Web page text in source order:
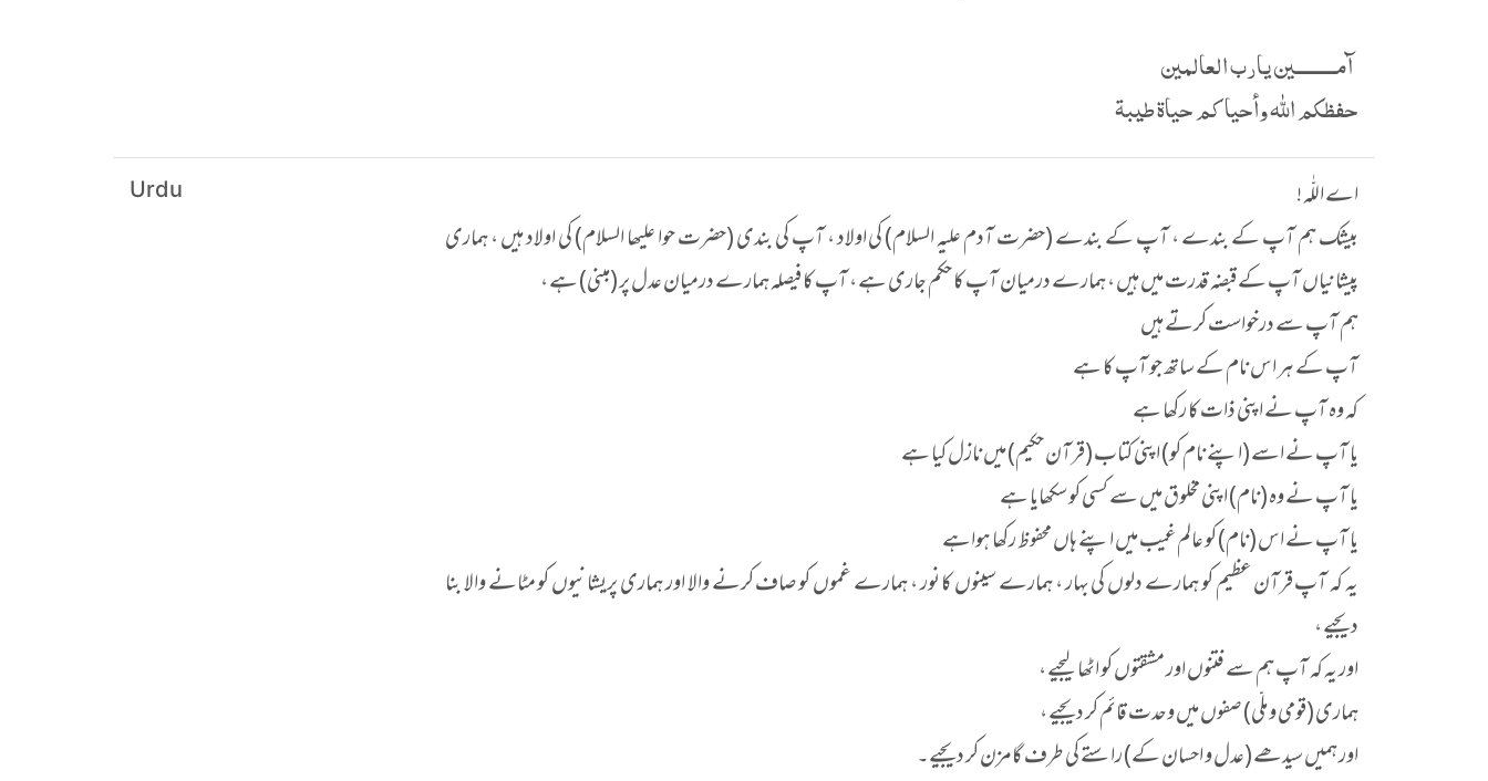
آمـــــــــين يارب العالمين
حفظكم الله وأحياكم حياة طيبة
Urdu
اے اللّٰہ !
بیشک ہم آپ کے بندے ، آپ کے بندے (حضرت آدم علیہ السلام) کی اولاد ، آپ کی بندی (حضرت حوا علیھا السلام) کی اولاد ہیں ، ہماری
پیشانیاں آپ کے قبضہ قدرت میں ہیں ، ہمارے درمیان آپ کا حکم جاری ہے ، آپ کا فیصلہ ہمارے درمیان عدل پر (مبنی) ہے ،
ہم آپ سے درخواست کرتے ہیں
آپ کے ہر اس نام کے ساتھ جو آپ کا ہے
کہ وہ آپ نے اپنی ذات کا رکھا ہے
یا آپ نے اسے (اپنے نام کو) اپنی کتاب (قرآن حکیم) میں نازل کیا ہے
یا آپ نے وہ (نام) اپنی مخلوق میں سے کسی کو سکھایا ہے
یا آپ نے اس (نام) کو عالم غیب میں اپنے ہاں محفوظ رکھا ہواہے
یہ کہ آپ قرآن عظیم کو ہمارے دلوں کی بہار ، ہمارے سینوں کا نور ، ہمارے غموں کو صاف کرنے والا اور ہماری پریشانیوں کو مٹانے والا بنا
دیجیے ،
اور یہ کہ آپ ہم سے فتنوں اور مشقتوں کو اٹھا لیجیے ،
ہماری (قومی و ملّی) صفوں میں وحدت قائم کر دیجیے ،
اور ہمیں سیدھے (عدل و احسان کے) راستے کی طرف گامزن کر دیجیے۔